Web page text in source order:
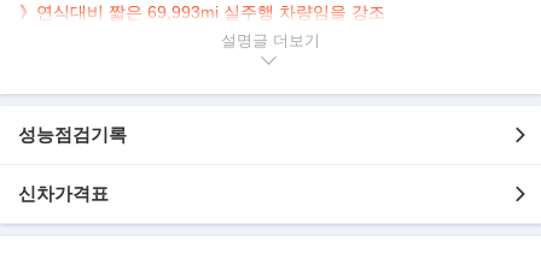
》연식대비 짧은 69,993mi 실주행 차량임을 강조
- 69,993mi 실주행
- 연식대비 짧은 주행
설명글
성능점검기록
신차가격표